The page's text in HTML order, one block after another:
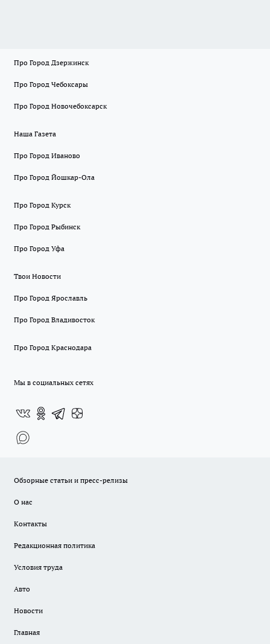
Про Город Дзержинск
Про Город Чебоксары
Про Город Новочебоксарск
Наша Газета
Про Город Иваново
Про Город Йошкар-Ола
Про Город Курск
Про Город Рыбинск
Про Город Уфа
Твои Новости
Про Город Ярославль
Про Город Владивосток
Про Город Краснодара
Мы в социальных сетях
Обзорные статьи и пресс-релизы
О нас
Контакты
Редакционная политика
Условия труда
Авто
Новости
Главная